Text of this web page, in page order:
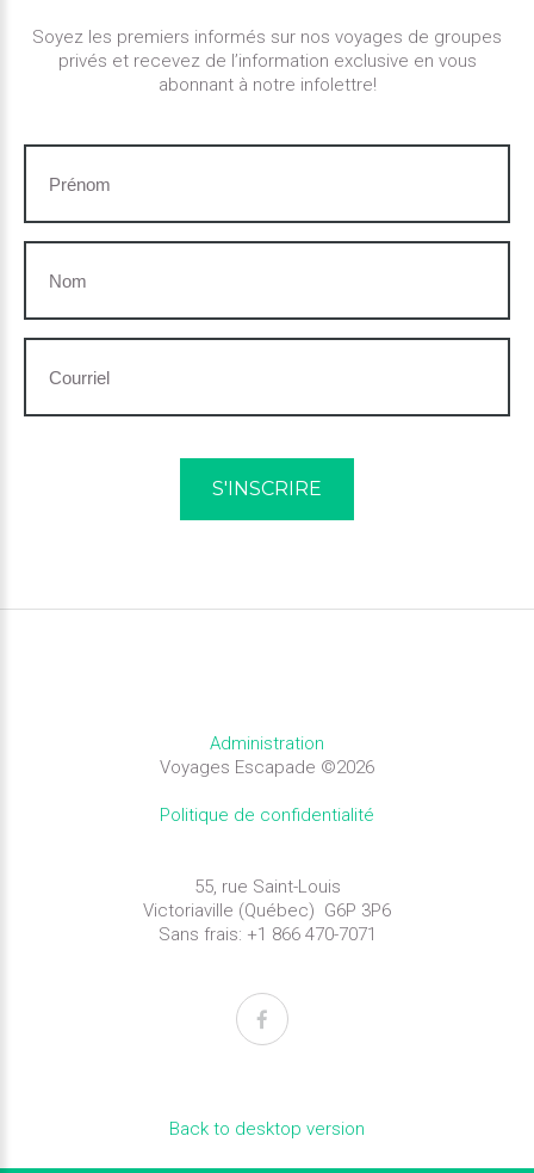
Soyez les premiers informés sur nos voyages de groupes
privés et recevez de l’information exclusive en vous
abonnant à notre infolettre!
Administration
Voyages Escapade ©2026
Politique de confidentialité
55, rue Saint-Louis
Victoriaville (Québec) G6P 3P6
Sans frais: +1 866 470-7071
Back to desktop version